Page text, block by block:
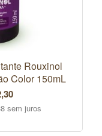
Rouxinol
Color 150mL
sem juros